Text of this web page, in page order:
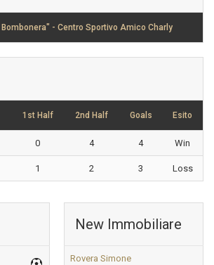
Bombonera" - Centro Sportivo Amico Charly
1st Half 2nd Half Goals Esito
0 4 4 Win
1 2 3 Loss
New Immobiliare
Rovera Simone